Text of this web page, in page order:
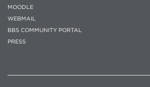
MOODLE
WEBMAIL
BBS COMMUNITY PORTAL
PRESS